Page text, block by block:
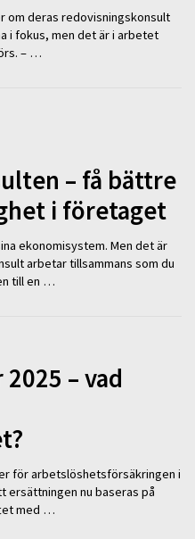
om deras redovisningskonsult
i fokus, men det är i arbetet
– …
– få bättre
i företaget
ekonomisystem. Men det är
arbetar tillsammans som du
till en …
– vad
för arbetslöshetsförsäkringen i
ersättningen nu baseras på
med …